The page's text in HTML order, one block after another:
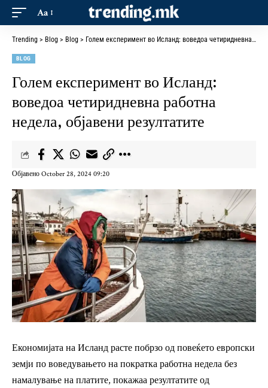
Aa
Trending > Blog > Blog > Голем експеримент во Исланд: воведоа четиридневна работна недела, објавени резултатите
BLOG
Голем експеримент во Исланд:
воведоа четиридневна работна
недела, објавени резултатите
Објавено October 28, 2024 09:20
Економијата на Исланд расте побрзо од повеќето европски
земји по воведувањето на пократка работна недела без
намалување на платите, покажаа резултатите од